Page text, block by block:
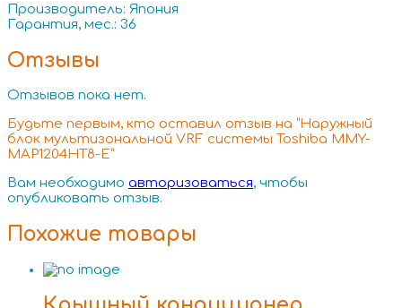
Производитель: Япония
Гарантия, мес.: 36
Отзывы
Отзывов пока нет.
Будьте первым, кто оставил отзыв на “Наружный
блок мультизональной VRF системы Toshiba MMY-
MAP1204HT8-E”
Вам необходимо авторизоваться, чтобы
опубликовать отзыв.
Похожие товары